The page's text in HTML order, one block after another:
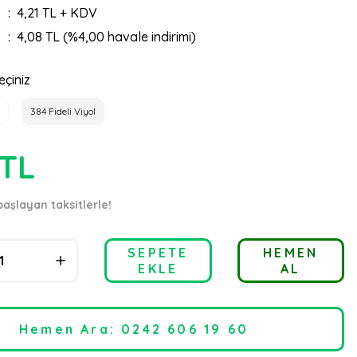
4,21 TL + KDV
4,08 TL (%4,00 havale indirimi)
384 Fideli Viyol
taksitlerle!
SEPETE
EKLE
HEMEN
AL
Hemen Ara: 0242 606 19 60